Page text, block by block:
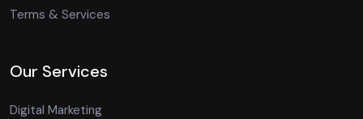
Terms & Services
Our Services
Digital Marketing